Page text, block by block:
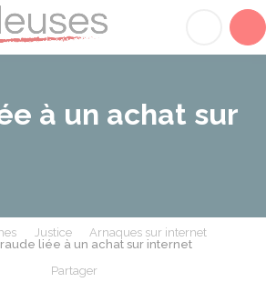
à un achat sur
Justice
Arnaques sur internet
liée à un achat sur internet
Partager